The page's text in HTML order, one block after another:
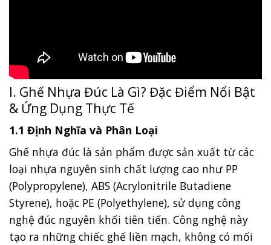
I. Ghế Nhựa Đúc Là Gì? Đặc Điểm Nổi Bật
& Ứng Dụng Thực Tế
1.1 Định Nghĩa và Phân Loại
Ghế nhựa đúc là sản phẩm được sản xuất từ các
loại nhựa nguyên sinh chất lượng cao như PP
(Polypropylene), ABS (Acrylonitrile Butadiene
Styrene), hoặc PE (Polyethylene), sử dụng công
nghệ đúc nguyên khối tiên tiến. Công nghệ này
tạo ra những chiếc ghế liền mạch, không có mối